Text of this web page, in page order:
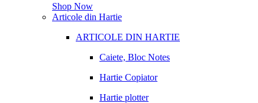
Shop Now
Articole din Hartie
ARTICOLE DIN HARTIE
Caiete, Bloc Notes
Hartie Copiator
Hartie plotter